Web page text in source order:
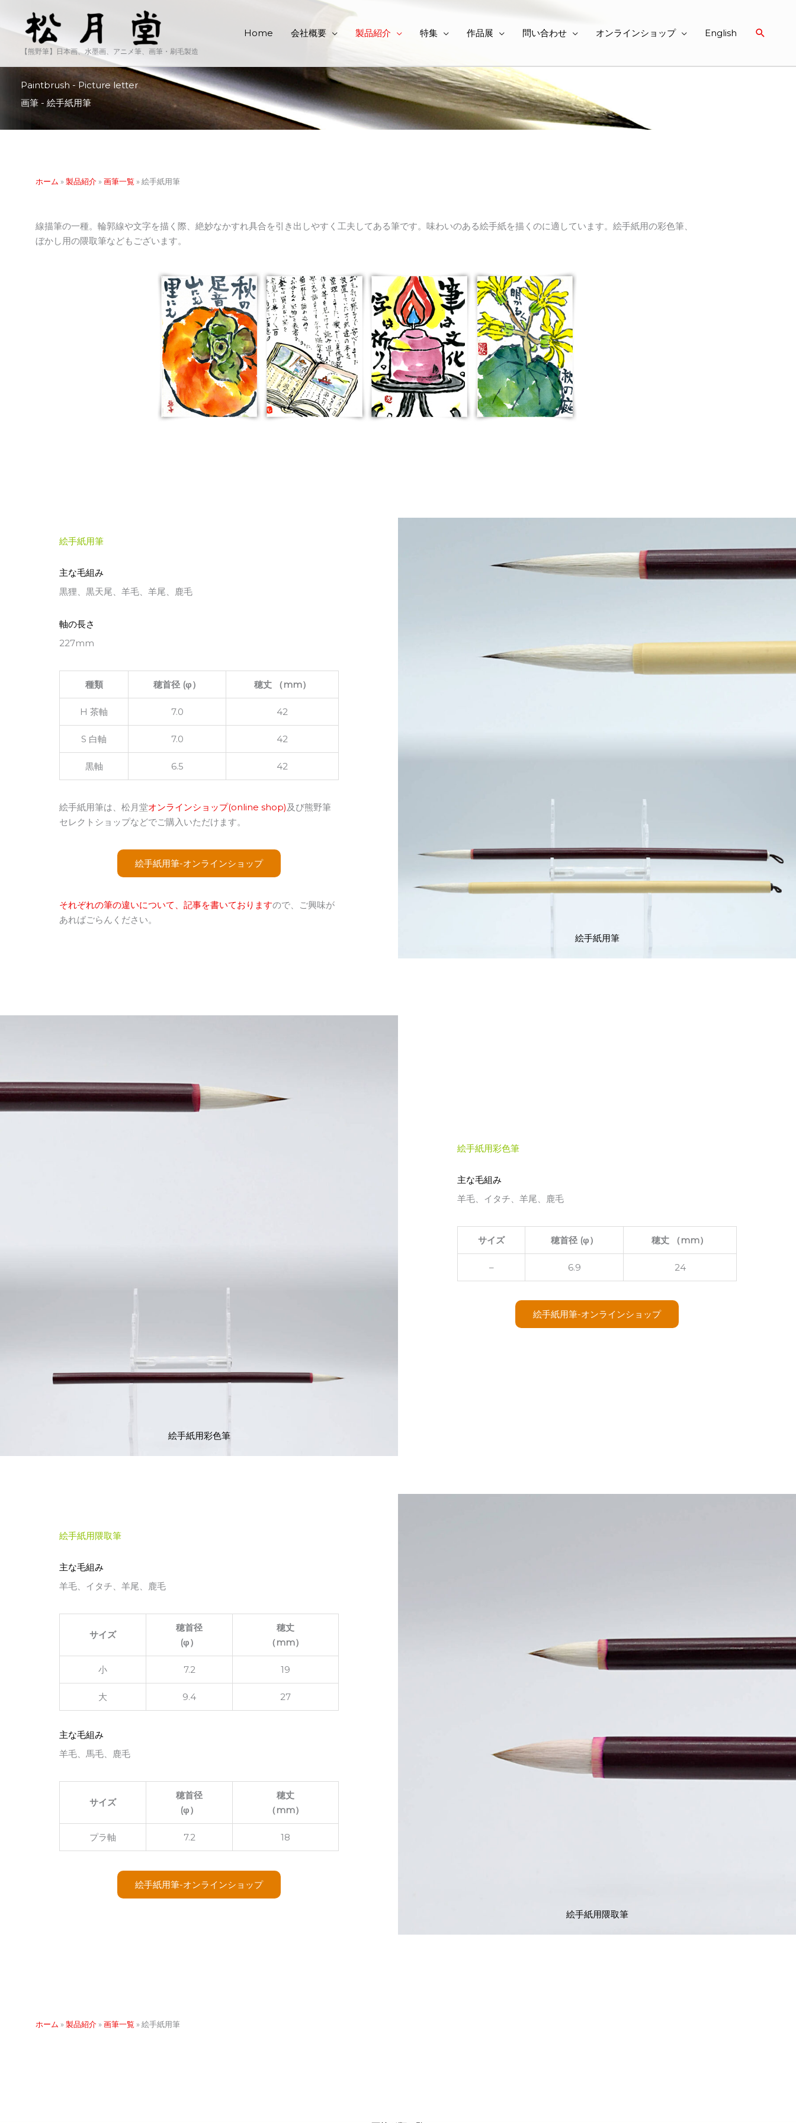
キ
【熊野筆】日本画、水墨画、アニメ筆、画筆・刷毛製造
Home 会社概要 製品紹介 特集 作品展 問い合わせ オンラインショップ English 検
Paintbrush - Picture letter
画筆 - 絵手紙用筆
ホーム » 製品紹介 » 画筆一覧 » 絵手紙用筆
線描筆の一種。輪郭線や文字を描く際、絶妙なかすれ具合を引き出しやすく工夫してある筆です。味わいのある絵手紙を描くのに適しています。絵手紙用の彩色筆、
ぼかし用の隈取筆などもございます。
絵手紙用筆
主な毛組み
黒狸、黒天尾、羊毛、羊尾、鹿毛
軸の長さ
227mm
種類 穂首径 (φ） 穂丈 （mm）
H 茶軸 7.0 42
S 白軸 7.0 42
黒軸 6.5 42
絵手紙用筆は、松月堂オンラインショップ(online shop) 及び熊野筆
セレクトショップなどでご購入いただけます。
絵手紙用筆-オンラインショップ
それぞれの筆の違いについて、記事を書いておりますので、ご興味が
あればごらんください。
絵手紙用筆
絵手紙用彩色筆
絵手紙用彩色筆
主な毛組み
羊毛、イタチ、羊尾、鹿毛
サイズ 穂首径 (φ） 穂丈 （mm）
– 6.9 24
絵手紙用筆-オンラインショップ
絵手紙用隈取筆
主な毛組み
羊毛、イタチ、羊尾、鹿毛
サイズ
穂首径
(φ）
穂丈
（mm）
小 7.2 19
大 9.4 27
主な毛組み
羊毛、馬毛、鹿毛
サイズ
穂首径
(φ）
穂丈
（mm）
プラ軸 7.2 18
絵手紙用筆-オンラインショップ
絵手紙用隈取筆
ホーム » 製品紹介 » 画筆一覧 » 絵手紙用筆